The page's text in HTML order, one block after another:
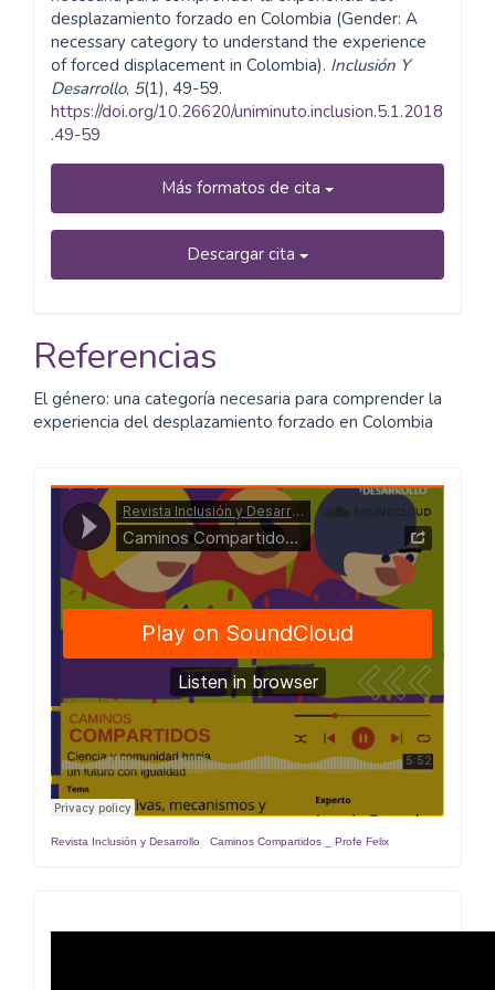
desplazamiento forzado en Colombia (Gender: A
necessary category to understand the experience
of forced displacement in Colombia). Inclusión Y
Desarrollo, 5(1), 49-59.
https://doi.org/10.26620/uniminuto.inclusion.5.1.2018
.49-59
Más formatos de cita
Descargar cita
Referencias
El género: una categoría necesaria para comprender la
experiencia del desplazamiento forzado en Colombia
Caminos
Compartidos
Revista Inclusión y Desarrollo · Caminos Compartidos _ Profe Felix